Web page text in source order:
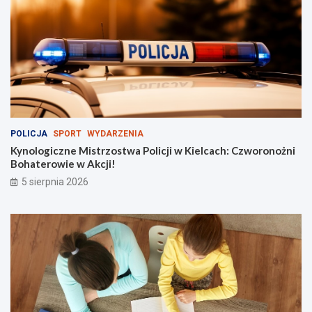
g
n
ą
ł
u
m
POLICJA SPORT WYDARZENIA
Kynologiczne Mistrzostwa Policji w Kielcach: Czworonożni
Bohaterowie w Akcji!
5 sierpnia 2026